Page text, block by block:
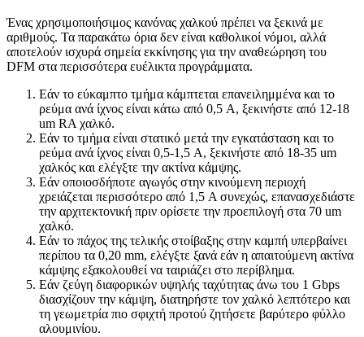
Ένας χρησιμοποιήσιμος κανόνας χαλκού πρέπει να ξεκινά με
αριθμούς. Τα παρακάτω όρια δεν είναι καθολικοί νόμοι, αλλά
αποτελούν ισχυρά σημεία εκκίνησης για την αναθεώρηση του
DFM στα περισσότερα ευέλικτα προγράμματα.
Εάν το εύκαμπτο τμήμα κάμπτεται επανειλημμένα και το
ρεύμα ανά ίχνος είναι κάτω από 0,5 A, ξεκινήστε από 12-18
um RA χαλκό.
Εάν το τμήμα είναι στατικό μετά την εγκατάσταση και το
ρεύμα ανά ίχνος είναι 0,5-1,5 A, ξεκινήστε από 18-35 um
χαλκός και ελέγξτε την ακτίνα κάμψης.
Εάν οποιοσδήποτε αγωγός στην κινούμενη περιοχή
χρειάζεται περισσότερο από 1,5 A συνεχώς, επανασχεδιάστε
την αρχιτεκτονική πριν ορίσετε την προεπιλογή στα 70 um
χαλκό.
Εάν το πάχος της τελικής στοίβαξης στην καμπή υπερβαίνει
περίπου τα 0,20 mm, ελέγξτε ξανά εάν η απαιτούμενη ακτίνα
κάμψης εξακολουθεί να ταιριάζει στο περίβλημα.
Εάν ζεύγη διαφορικών υψηλής ταχύτητας άνω του 1 Gbps
διασχίζουν την κάμψη, διατηρήστε τον χαλκό λεπτότερο και
τη γεωμετρία πιο σφιχτή προτού ζητήσετε βαρύτερο φύλλο
αλουμινίου.